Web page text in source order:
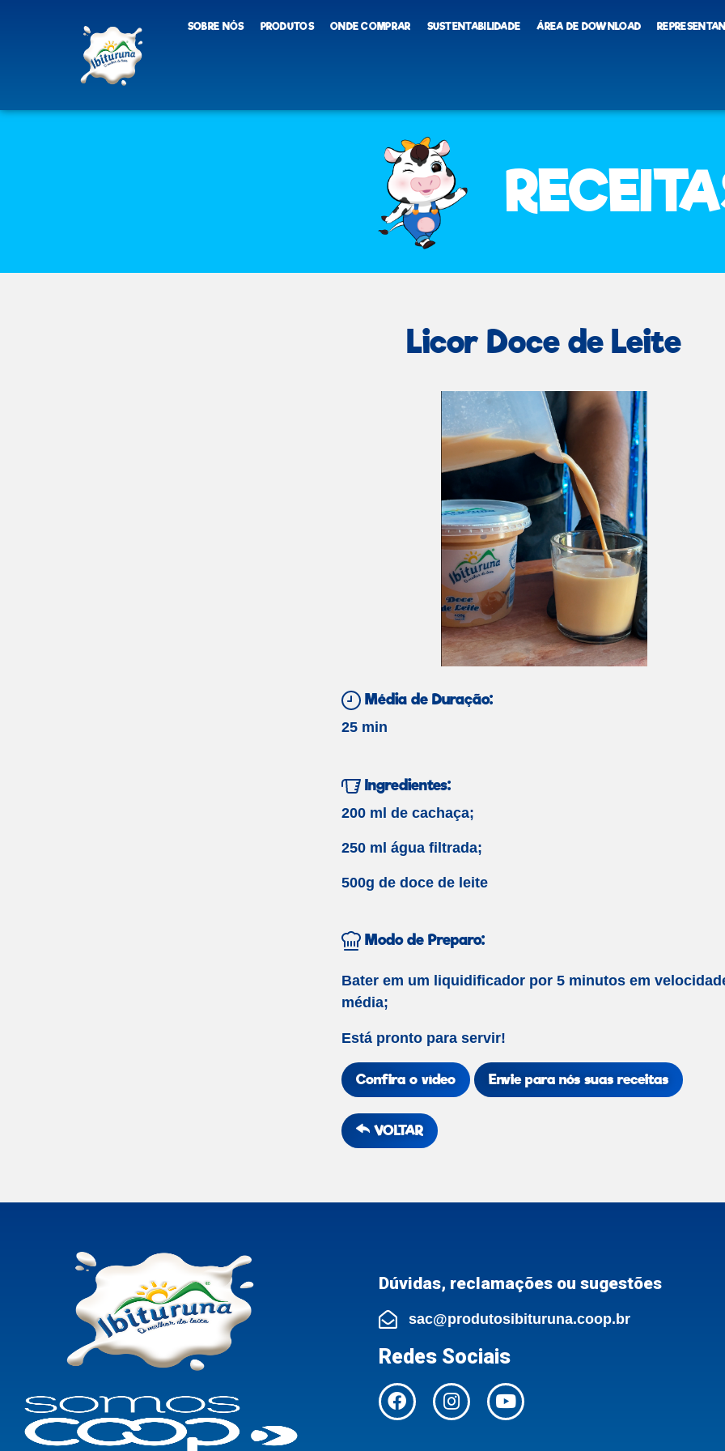
SOBRE NÓS PRODUTOS ONDE COMPRAR SUSTENTABILIDADE ÁREA DE DOWNLOAD
Licor Doce de Leite
Média de Duração:
25 min
Ingredientes:
200 ml de cachaça;
250 ml água filtrada;
500g de doce de leite
Modo de Preparo:
Bater em um liquidificador por 5 minutos em
média;
Está pronto para servir!
Confira o vídeo Envie para nós suas receitas
VOLTAR
Dúvidas, reclamações ou sugestões
sac@produtosibituruna.coop.br
Redes Sociais